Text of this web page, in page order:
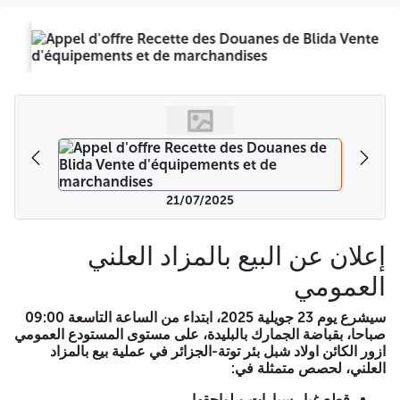
يُقبل أي احتجاج مهما كان سببه. يُسمح بزيارة البضائع موضوع المزايدة
48 ساعة قبل الشروع في عملية البيع، وهذا خلال أوقات العمل. قابض
الرئيسي للجمارك بالبليدة A -=-=-=-
إعلان عن البيع بالمزاد العلني العمومي
صباحا، بقباضة الجمارك بالبليدة، على مستوى المستودع العمومي ازور
الكائن اولاد شبل بئر توتة-الجزائر في عملية بيع بالمزاد العلني، لحصص
قطع غيار سيارات و لواحقها.
زيوت خاصة بالسيارات.
محركات سيارات.
حبوب جافة.
حلي للزينة.
بدور عباد الشمس.
21/07/2025
إعلان عن البيع بالمزاد العلني
العمومي
سيشرع يوم 23 جويلية 2025، ابتداء من الساعة التاسعة 09:00
صباحا، بقباضة الجمارك بالبليدة، على مستوى المستودع العمومي
ازور الكائن اولاد شبل بئر توتة-الجزائر في عملية بيع بالمزاد
العلني، لحصص متمثلة في: